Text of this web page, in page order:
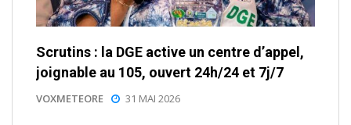
Scrutins : la DGE active un centre d’appel,
joignable au 105, ouvert 24h/24 et 7j/7
VOXMETEORE 31 MAI 2026